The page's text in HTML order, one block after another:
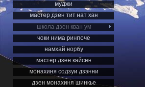
муджи
мастер дзен тит нат хан
школа дзен кван ум
чоки нима ринпоче
намхай норбу
мастер дзен кайсен
монахиня содзуи дзэнни
дзен монахиня шинкье